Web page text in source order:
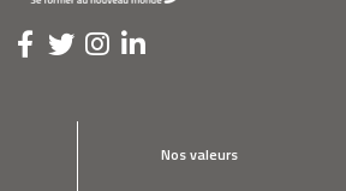
Nos valeurs